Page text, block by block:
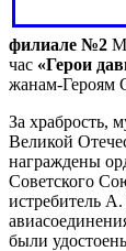
филиале №2
час «Герои
жанам-Героям
За храбрость,
Великой
награждены
Советского
истребитель
были